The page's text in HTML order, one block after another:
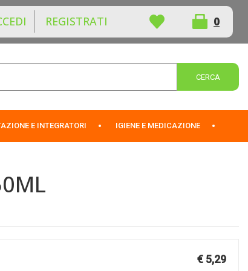
REGISTRATI 0
ARTICOLI
INSERITI
E INTEGRATORI IGIENE E MEDICAZIONE
€ 5,29